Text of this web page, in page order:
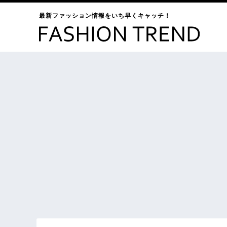
最新ファッション情報をいち早くキャッチ！